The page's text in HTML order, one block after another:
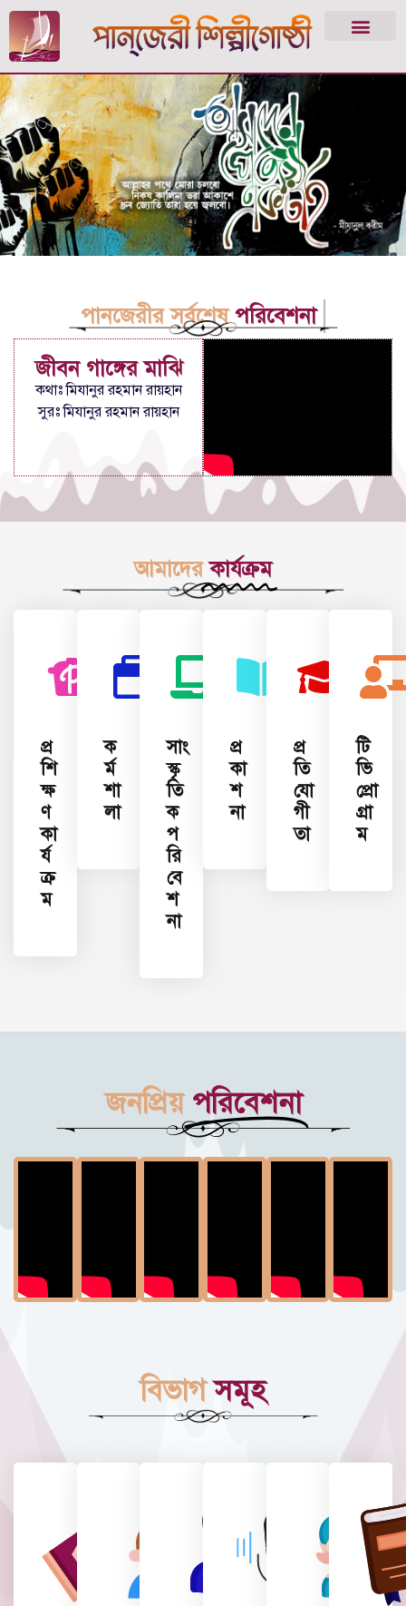
পানজেরীর সর্বশেষ পরিবেশনা
জীবন গাঙ্গের মাঝি
কথাঃ মিযানুর রহমান রায়হান
সুরঃ মিযানুর রহমান রায়হান
আমাদেরকার্যক্রম
প্র
শি
ক্ষ
ণ
কা
র্য
ক্র
ম
ক
র্ম
শা
লা
সাং
স্কৃ
তি
ক
প
রি
বে
শ
না
প্র
কা
শ
না
প্র
তি
যো
গী
তা
টি
ভি
প্রো
গ্রা
ম
জনপ্রিয় পরিবেশনা
বিভাগ সমূহ